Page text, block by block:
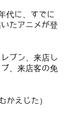
代に、すでに
たアニメが登
ブン、来店し
、来店客の免
えじた）